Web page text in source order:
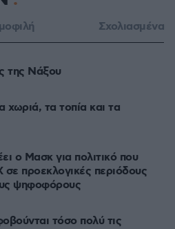
Σχολιασμένα
της Νάξου
τα τοπία και τα
ο Μασκ για πολιτικό που
σε προεκλογικές περιόδους
ψηφοφόρους
τόσο πολύ τις